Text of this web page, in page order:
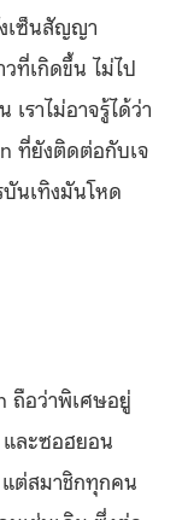
เซ็นสัญญา
ที่เกิดขึ้น ไม่ไป
ราไม่อาจรู้ได้ว่า
ที่ยังติดต่อกับเจ
นเทิงมันโหด
ถือว่าพิเศษอยู่
ละซอฮยอน
ต่สมาชิกทุกคน